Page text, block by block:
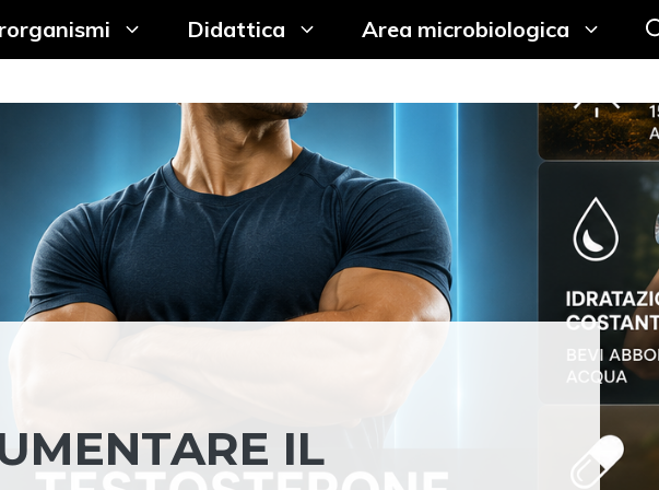
Didattica Area microbiologica
IL